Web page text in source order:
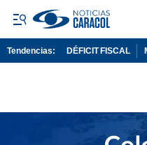
Tendencias: DÉFICIT FISCAL